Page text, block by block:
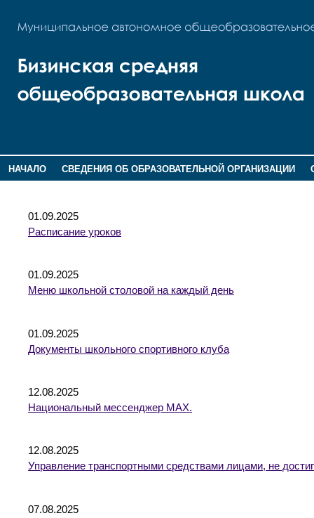
НАЧАЛО СВЕДЕНИЯ ОБ ОБРАЗОВАТЕЛЬНОЙ ОРГАНИЗАЦИИ
01.09.2025
Расписание уроков
01.09.2025
Меню школьной столовой на каждый день
01.09.2025
Документы школьного спортивного клуба
12.08.2025
Национальный мессенджер MAX.
12.08.2025
Управление транспортными средствами лицами, не
07.08.2025